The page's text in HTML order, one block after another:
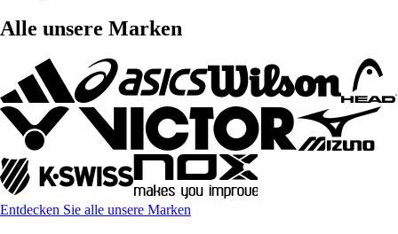
Alle unsere Marken
Entdecken Sie alle unsere Marken